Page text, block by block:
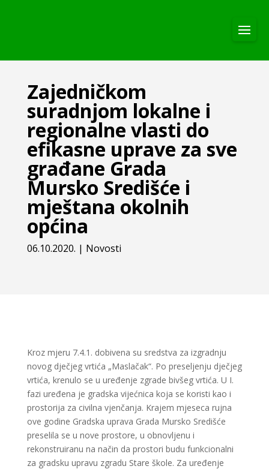
Zajedničkom
suradnjom lokalne i
regionalne vlasti do
efikasne uprave za sve
građane Grada
Mursko Središće i
mještana okolnih
općina
06.10.2020. | Novosti
Kroz mjeru 7.4.1. dobivena su sredstva za izgradnju
novog dječjeg vrtića „Maslačak“. Po preseljenju dječjeg
vrtića, krenulo se u uređenje zgrade bivšeg vrtića. U I.
fazi uređena je gradska vijećnica koja se koristi kao i
prostorija za civilna vjenčanja. Krajem mjeseca rujna
ove godine Gradska uprava Grada Mursko Središće
preselila se u nove prostore, u obnovljenu i
rekonstruiranu na način da prostori budu funkcionalni
za gradsku upravu zgradu Stare škole. Za uređenje